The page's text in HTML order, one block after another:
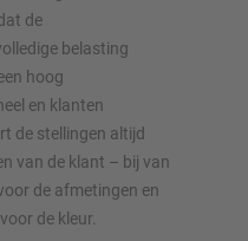
de
belasting
hoog
en klanten
de stellingen altijd
van de klant – bij van
de afmetingen en
de kleur.